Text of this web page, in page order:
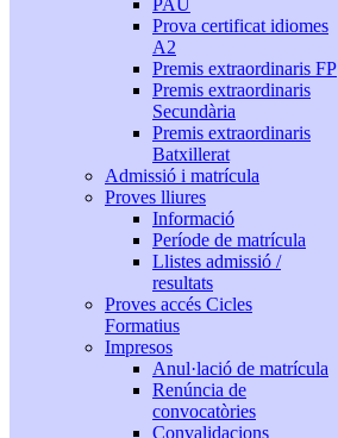
PAU
Prova certificat idiomes
A2
Premis extraordinaris FP
Premis extraordinaris
Secundària
Premis extraordinaris
Batxillerat
Admissió i matrícula
Proves lliures
Informació
Període de matrícula
Llistes admissió /
resultats
Proves accés Cicles
Formatius
Impresos
Anul·lació de matrícula
Renúncia de
convocatòries
Convalidacions